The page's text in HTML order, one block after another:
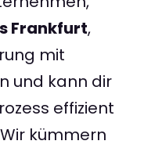
Frankfurt,
mit
und kann dir
effizient
kümmern